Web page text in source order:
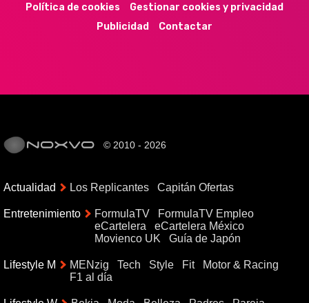
Política de cookies
Gestionar cookies y privacidad
Publicidad
Contactar
© 2010 - 2026
Actualidad Los Replicantes Capitán Ofertas
Entretenimiento FormulaTV
FormulaTV Empleo
eCartelera
eCartelera México
Movienco UK
Guía de Japón
Lifestyle M MENzig Tech Style Fit
Motor & Racing
F1 al día